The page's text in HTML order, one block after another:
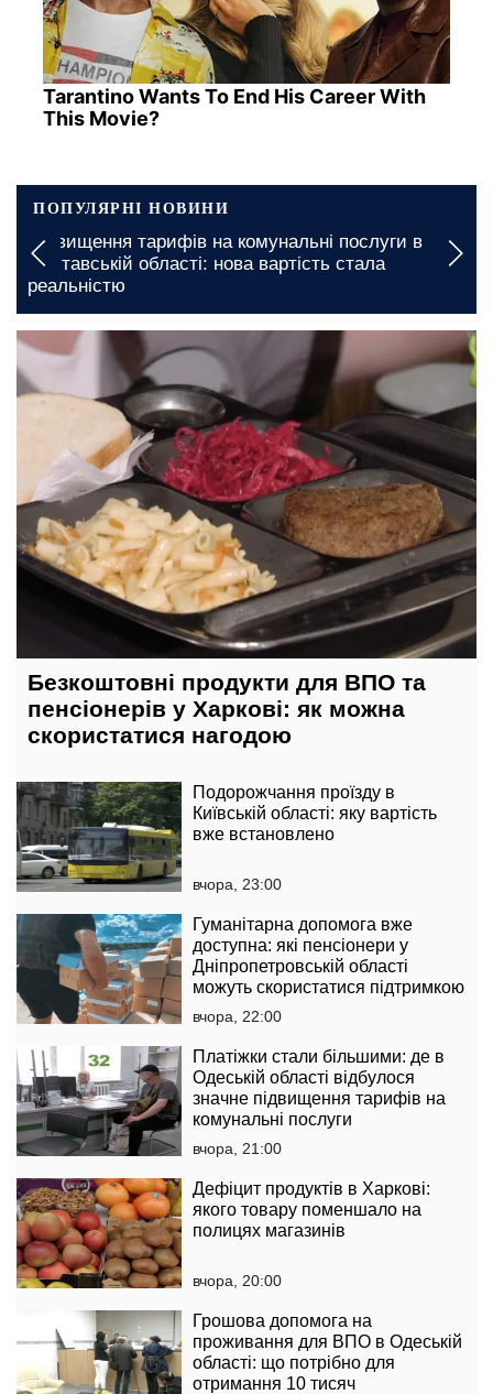
Tarantino Wants To End His Career With
This Movie?
ПОПУЛЯРНІ НОВИНИ
послуги в
стала
Грошова допомога в Одеській
документи необхідні для
сьогодні, 05:00
Безкоштовні продукти для ВПО та
пенсіонерів у Харкові: як можна
скористатися нагодою
Подорожчання проїзду в
Київській області: яку вартість
вже встановлено
вчора, 23:00
Гуманітарна допомога вже
доступна: які пенсіонери у
Дніпропетровській області
можуть скористатися підтримкою
вчора, 22:00
Платіжки стали більшими: де в
Одеській області відбулося
значне підвищення тарифів на
комунальні послуги
вчора, 21:00
Дефіцит продуктів в Харкові:
якого товару поменшало на
полицях магазинів
вчора, 20:00
Грошова допомога на
проживання для ВПО в Одеській
області: що потрібно для
отримання 10 тисяч